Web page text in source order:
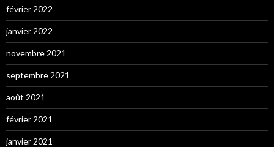
février 2022
janvier 2022
novembre 2021
septembre 2021
août 2021
février 2021
janvier 2021